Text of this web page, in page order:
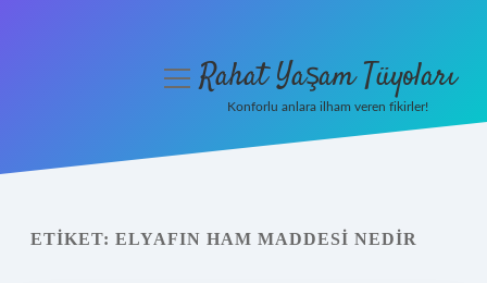
Yasal Uyarı
menüyüRahat Yaşam Tüyoları
Konforlu anlara ilham veren fikirler!
ETIKET: ELYAFIN HAM MADDESI NEDIR